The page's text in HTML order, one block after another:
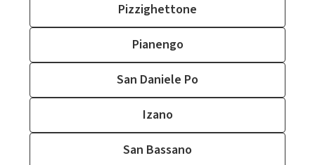
Pizzighettone
Pianengo
San Daniele Po
Izano
San Bassano